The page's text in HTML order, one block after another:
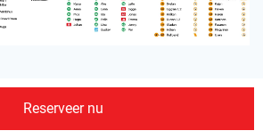
Reserveer nu